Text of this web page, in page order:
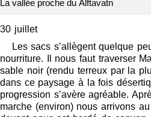
La vallée proche du Álftavatn
30 juillet
Les sacs s’allègent quelque
nourriture. Il nous faut traverser
sable noir (rendu terreux par la
dans ce paysage à la fois
progression s’avère agréable.
marche (environ) nous arrivons